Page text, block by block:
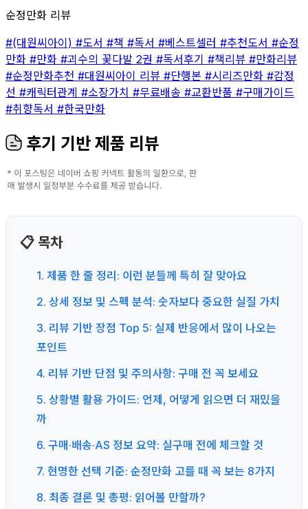
순정만화 리뷰
#(대원씨아이) #도서 #책 #독서 #베스트셀러 #추천도서 #순정
만화 #만화 #괴수의 꽃다발 2권 #독서후기 #책리뷰 #만화리뷰
#순정만화추천 #대원씨아이 리뷰 #단행본 #시리즈만화 #감정
선 #캐릭터관계 #소장가치 #무료배송 #교환반품 #구매가이드
#취향독서 #한국만화
후기 기반 제품 리뷰
📋 목차
1. 제품 한 줄 정리: 이런 분들께 특히 잘 맞아요
2. 상세 정보 및 스펙 분석: 숫자보다 중요한 실질 가치
3. 리뷰 기반 장점 Top 5: 실제 반응에서 많이 나오는
포인트
4. 리뷰 기반 단점 및 주의사항: 구매 전 꼭 보세요
5. 상황별 활용 가이드: 언제, 어떻게 읽으면 더 재밌을
까
6. 구매·배송·AS 정보 요약: 실구매 전에 체크할 것
7. 현명한 선택 기준: 순정만화 고를 때 꼭 보는 8가지
8. 최종 결론 및 총평: 읽어볼 만할까?